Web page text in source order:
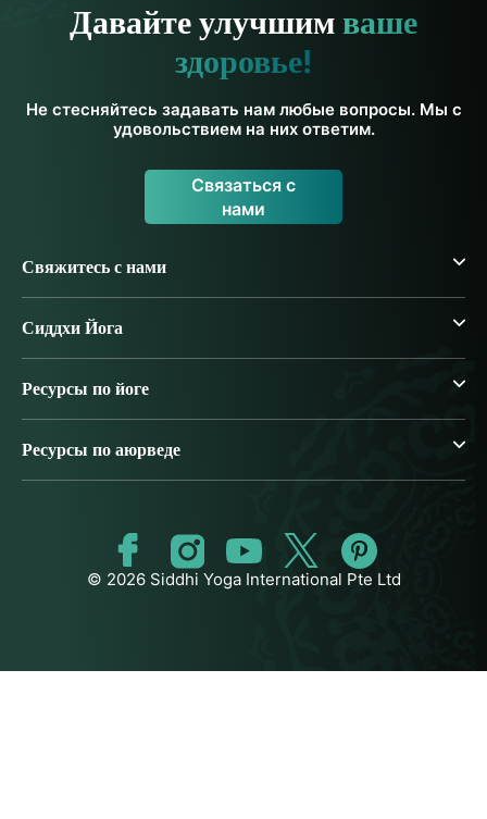
Давайте улучшимваше
здоровье!
Не стесняйтесь задавать нам любые вопросы. Мы с
удовольствием на них ответим.
Связаться с
нами
Свяжитесь с нами
Сиддхи Йога
Ресурсы по йоге
Ресурсы по аюрведе
© 2026 Siddhi Yoga International Pte Ltd